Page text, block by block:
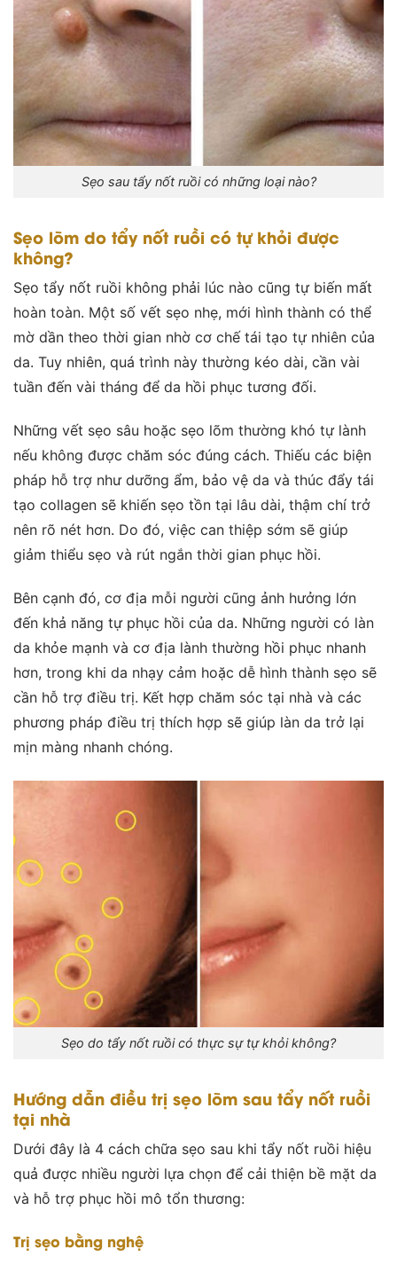
Sẹo sau tẩy nốt ruồi có những loại nào?
Sẹo lõm do tẩy nốt ruồi có tự khỏi được
không?
Sẹo tẩy nốt ruồi không phải lúc nào cũng tự biến mất
hoàn toàn. Một số vết sẹo nhẹ, mới hình thành có thể
mờ dần theo thời gian nhờ cơ chế tái tạo tự nhiên của
da. Tuy nhiên, quá trình này thường kéo dài, cần vài
tuần đến vài tháng để da hồi phục tương đối.
Những vết sẹo sâu hoặc sẹo lõm thường khó tự lành
nếu không được chăm sóc đúng cách. Thiếu các biện
pháp hỗ trợ như dưỡng ẩm, bảo vệ da và thúc đẩy tái
tạo collagen sẽ khiến sẹo tồn tại lâu dài, thậm chí trở
nên rõ nét hơn. Do đó, việc can thiệp sớm sẽ giúp
giảm thiểu sẹo và rút ngắn thời gian phục hồi.
Bên cạnh đó, cơ địa mỗi người cũng ảnh hưởng lớn
đến khả năng tự phục hồi của da. Những người có làn
da khỏe mạnh và cơ địa lành thường hồi phục nhanh
hơn, trong khi da nhạy cảm hoặc dễ hình thành sẹo sẽ
cần hỗ trợ điều trị. Kết hợp chăm sóc tại nhà và các
phương pháp điều trị thích hợp sẽ giúp làn da trở lại
mịn màng nhanh chóng.
Sẹo do tẩy nốt ruồi có thực sự tự khỏi không?
Hướng dẫn điều trị sẹo lõm sau tẩy nốt ruồi
tại nhà
Dưới đây là 4 cách chữa sẹo sau khi tẩy nốt ruồi hiệu
quả được nhiều người lựa chọn để cải thiện bề mặt da
và hỗ trợ phục hồi mô tổn thương:
Trị sẹo bằng nghệ